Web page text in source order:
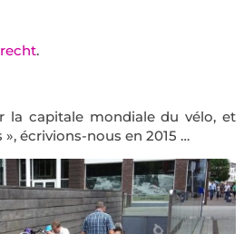
.
la capitale mondiale du vélo, et
», écrivions-nous en 2015 …